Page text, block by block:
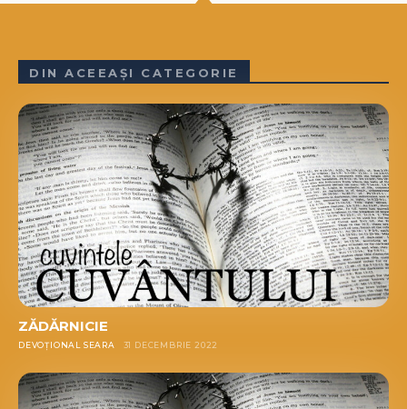
DIN ACEEAȘI CATEGORIE
ZĂDĂRNICIE
DEVOȚIONAL SEARA 31 DECEMBRIE 2022